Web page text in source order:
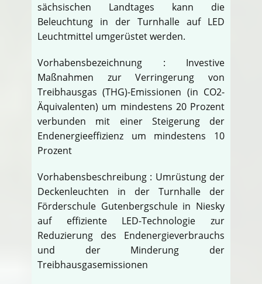
sächsischen Landtages kann die
Beleuchtung in der Turnhalle auf LED
Leuchtmittel umgerüstet werden.
Vorhabensbezeichnung : Investive
Maßnahmen zur Verringerung von
Treibhausgas (THG)-Emissionen (in CO2-
Äquivalenten) um mindestens 20 Prozent
verbunden mit einer Steigerung der
Endenergieeffizienz um mindestens 10
Prozent
Vorhabensbeschreibung : Umrüstung der
Deckenleuchten in der Turnhalle der
Förderschule Gutenbergschule in Niesky
auf effiziente LED-Technologie zur
Reduzierung des Endenergieverbrauchs
und der Minderung der
Treibhausgasemissionen